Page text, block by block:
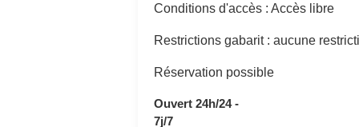
Conditions d'accès : Accès libre
Restrictions gabarit : aucune
Réservation possible
Ouvert 24h/24 -
7j/7